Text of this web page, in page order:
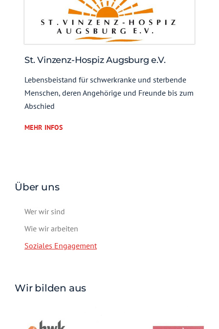
St. Vinzenz-Hospiz Augsburg e.V.
Lebensbeistand für schwerkranke und sterbende
Menschen, deren Angehörige und Freunde bis zum
Abschied
MEHR INFOS
Über uns
Wer wir sind
Wie wir arbeiten
Soziales Engagement
Wir bilden aus